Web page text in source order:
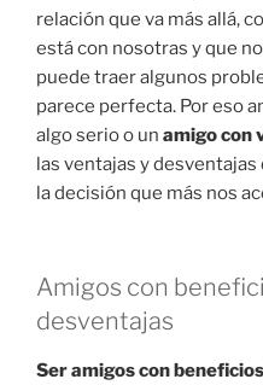
relación que va más allá,
está con nosotras y que
puede traer algunos
parece perfecta. Por eso
algo serio o un amigo con
las ventajas y
la decisión que más nos
Amigos con
desventajas
Ser amigos con